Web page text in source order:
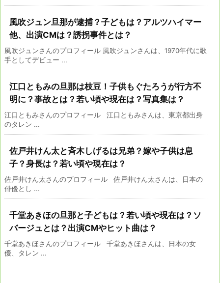
風吹ジュン旦那が逮捕？子どもは？アルツハイマー
他、出演CMは？誘拐事件とは？
風吹ジュンさんのプロフィール 風吹ジュンさんは、1970年代に歌
手としてデビュー ...
江口ともみの旦那は枝豆！子供もぐたろうが行方不
明に？事故とは？若い頃や現在は？写真集は？
江口ともみさんのプロフィール 江口ともみさんは、東京都出身
のタレン ...
佐戸井けん太と斉木しげるは兄弟？嫁や子供は息
子？身長は？若い頃や現在は？
佐戸井けん太さんのプロフィール 佐戸井けん太さんは、日本の
俳優とし ...
千堂あきほの旦那と子どもは？若い頃や現在は？ソ
バージュとは？出演CMやヒット曲は？
千堂あきほさんのプロフィール 千堂あきほさんは、日本の女
優、タレン ...